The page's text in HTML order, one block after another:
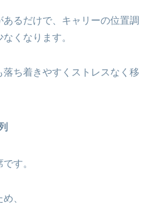
るだけで、キャリーの位置調
くなります。
ち着きやすくストレスなく移
す。
、